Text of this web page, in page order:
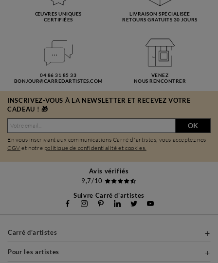
ŒUVRES UNIQUES
CERTIFIÉES
LIVRAISON SPÉCIALISÉE
RETOURS GRATUITS 30 JOURS
04 86 31 85 33
BONJOUR@CARREDARTISTES.COM
VENEZ
NOUS RENCONTRER
INSCRIVEZ-VOUS À LA NEWSLETTER ET RECEVEZ VOTRE
CADEAU ! 🎁
OK
En vous inscrivant aux communications Carré d'artistes, vous acceptez nos
CGV et notre politique de confidentialité et cookies.
Avis vérifiés
9,7/10
Suivre Carré d'artistes
Carré d'artistes
Pour les artistes